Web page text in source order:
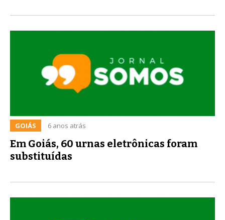
GOIÁS 6 anos atrás
Em Goiás, 60 urnas eletrônicas foram
substituídas